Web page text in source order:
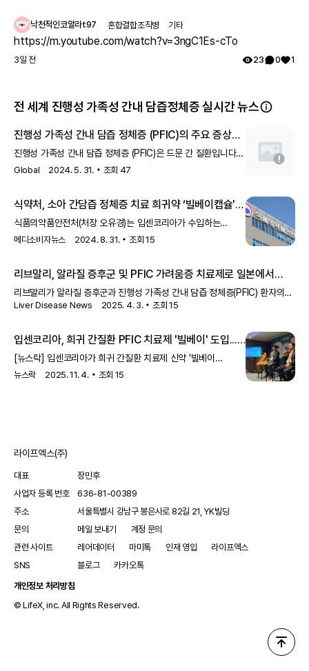
낙천적인코알라t97 혼합결합조직병 기타
https://m.youtube.com/watch?v=3ngC1Es-cTo
3일 전 23 0 1
전 세계 진행성 가족성 간내 담즙정체증 실시간 뉴스
진행성 가족성 간내 담즙 정체증 (PFIC)의 주요 증상과
위험성
진행성 가족성 간내 담즙 정체증 (PFIC)은 드문 간 질환입니다.
PFIC의 가장 고통스러운 증상은 참을 수 없는 가려움증(소양증)
Global 2024. 5. 31. 조회 47
식약처, 소아 간담즙 정체증 치료 희귀약 ‘빌베이캡슐'
수입 허가
식품의약품안전처(처장 오유경)는 입센코리아가 수입하는
희귀의약품인 ‘빌베이캡슐200·400·600·1200마이크로그램
(가려움증) 치료제로 생후 3개월 이상 영아부터 사용하도록
허가됐으며, 담즙산이 간으로 재흡수 되는 것을 감소시켜 담즙
정체로 인해 발생하는 중증 가려움증에 대한 치료 효과가 있다.
희귀 상염색체 열성 유전질환으로 담즙산 분비 및 수송 장애를
메디소비자뉴스 2024. 8. 31. 조회15
리브말리, 알라질 증후군 및 PFIC 가려움증 치료제로 일본에서
승인
리브말리가 알라질 증후군과 진행성 가족성 간내 담즙 정체증(PFIC) 환자의
가려움증 치료제로 일본에서 승인되었습니다. 이 승인은 간 질환 환자들에게
Liver Disease News 2025. 4. 3. 조회15
입센코리아, 희귀 간질환 PFIC 치료제 '빌베이' 도입...
'치료의 패러다임 전환'
[뉴스락] 입센코리아가 희귀 간질환 치료제 신약 '빌베이
(Bylvay)'의 국내 출시를 기념해 기자간담회를 개최했다.17일
고홍 세브란스병원 교수는 "대부분 생후 2개월 무렵 PFIC가
뉴스락 2025. 11. 4. 조회 15
라이프엑스(주)
대표
장민후
사업자 등록 번호
636-81-00389
주소
서울특별시 강남구 봉은사로 82길 21, YK빌딩
문의
메일 보내기
계정 문의
관련 사이트
레어데이터 마미톡 인재 영입
라이프엑스
SNS
블로그
카카오톡
개인정보 처리방침
© LifeX, inc. All Rights Reserved.